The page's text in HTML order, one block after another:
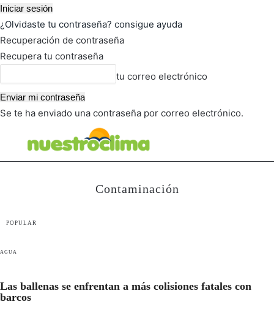
¿Olvidaste tu contraseña? consigue ayuda
Recuperación de contraseña
Recupera tu contraseña
tu correo electrónico
Se te ha enviado una contraseña por correo electrónico.
Contaminación
POPULAR
AGUA
Las ballenas se enfrentan a más colisiones fatales con
barcos